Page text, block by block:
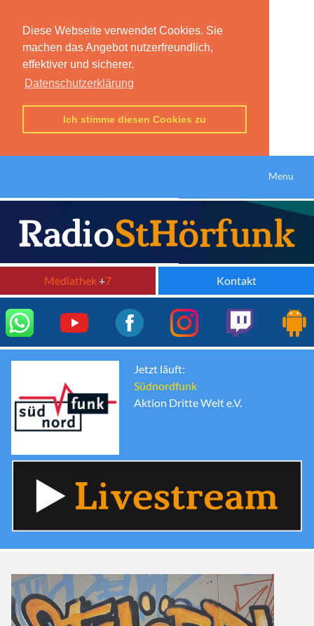
Diese Webseite verwendet Cookies. Sie
machen das Angebot nutzerfreundlich,
effektiver und sicherer.
Datenschutzerklärung
Ich stimme diesen Cookies zu
Menu
Mediathek+7 Kontakt
Jetzt läuft:
Südnordfunk
Aktion Dritte Welt e.V.